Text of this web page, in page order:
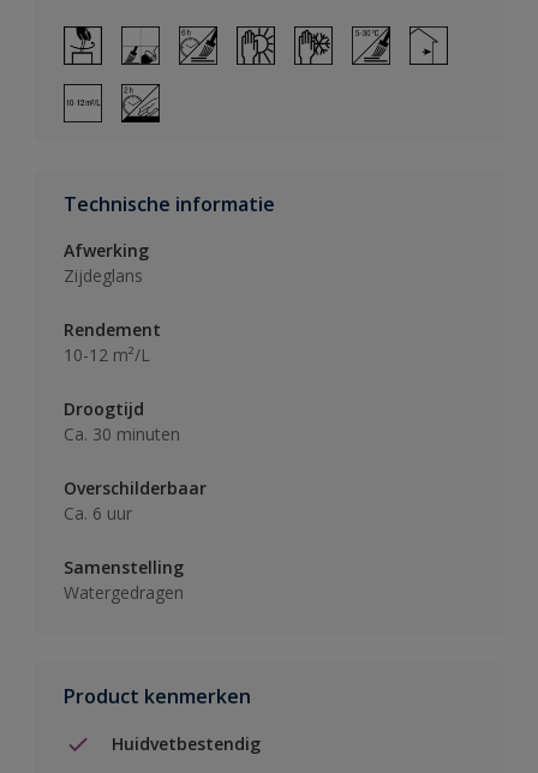
Technische informatie
Afwerking
Zijdeglans
Rendement
10-12 m²/L
Droogtijd
Ca. 30 minuten
Overschilderbaar
Ca. 6 uur
Samenstelling
Watergedragen
Product kenmerken
Huidvetbestendig